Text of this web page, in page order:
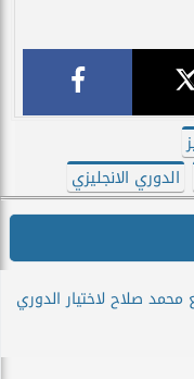
الدوري الانجليزي
صلاح لاختيار الدوري